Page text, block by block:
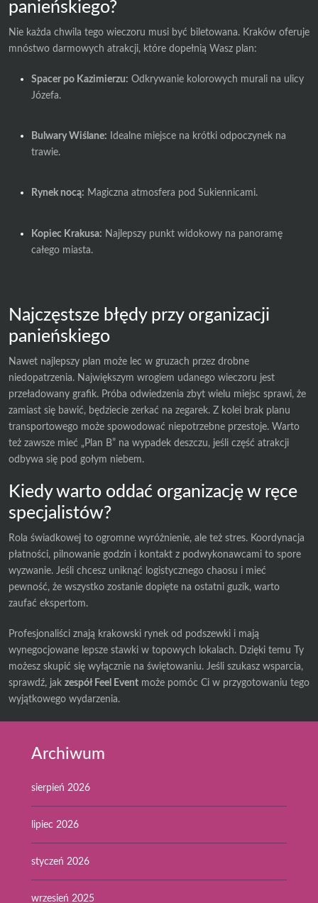
panieńskiego?
Nie każda chwila tego wieczoru musi być biletowana. Kraków oferuje
mnóstwo darmowych atrakcji, które dopełnią Wasz plan:
Spacer po Kazimierzu: Odkrywanie kolorowych murali na ulicy
Józefa.
Bulwary Wiślane: Idealne miejsce na krótki odpoczynek na
trawie.
Rynek nocą: Magiczna atmosfera pod Sukiennicami.
Kopiec Krakusa: Najlepszy punkt widokowy na panoramę
całego miasta.
Najczęstsze błędy przy organizacji
panieńskiego
Nawet najlepszy plan może lec w gruzach przez drobne
niedopatrzenia. Największym wrogiem udanego wieczoru jest
przeładowany grafik. Próba odwiedzenia zbyt wielu miejsc sprawi, że
zamiast się bawić, będziecie zerkać na zegarek. Z kolei brak planu
transportowego może spowodować niepotrzebne przestoje. Warto
też zawsze mieć „Plan B” na wypadek deszczu, jeśli część atrakcji
odbywa się pod gołym niebem.
Kiedy warto oddać organizację w ręce
specjalistów?
Rola świadkowej to ogromne wyróżnienie, ale też stres. Koordynacja
płatności, pilnowanie godzin i kontakt z podwykonawcami to spore
wyzwanie. Jeśli chcesz uniknąć logistycznego chaosu i mieć
pewność, że wszystko zostanie dopięte na ostatni guzik, warto
zaufać ekspertom.
Profesjonaliści znają krakowski rynek od podszewki i mają
wynegocjowane lepsze stawki w topowych lokalach. Dzięki temu Ty
możesz skupić się wyłącznie na świętowaniu. Jeśli szukasz wsparcia,
sprawdź, jak zespół Feel Event może pomóc Ci w przygotowaniu tego
wyjątkowego wydarzenia.
Archiwum
sierpień 2026
lipiec 2026
styczeń 2026
wrzesień 2025